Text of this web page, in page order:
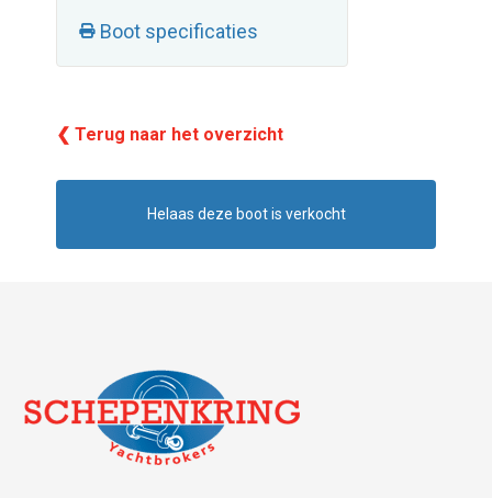
Boot specificaties
❮ Terug naar het overzicht
Helaas deze boot is verkocht